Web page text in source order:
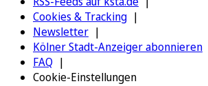
Cookies & Tracking
Newsletter
Kölner Stadt-Anzeiger abonnieren
FAQ
Cookie-Einstellungen